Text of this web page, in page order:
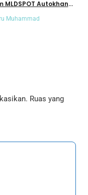
MLDSPOT Autokhana
Muhammad
Ruas yang